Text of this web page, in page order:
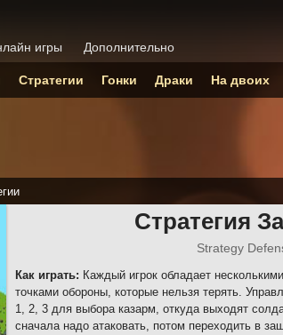
Стратегия
Strategy
Как играть: Каждый игрок обладает
точками обороны, которые нельзя терять.
1, 2, 3 для выбора казарм, откуда выходят
сначала надо атаковать, потом переходить в
игры Дополнительно
Стратегии Гонки Драки На двоих